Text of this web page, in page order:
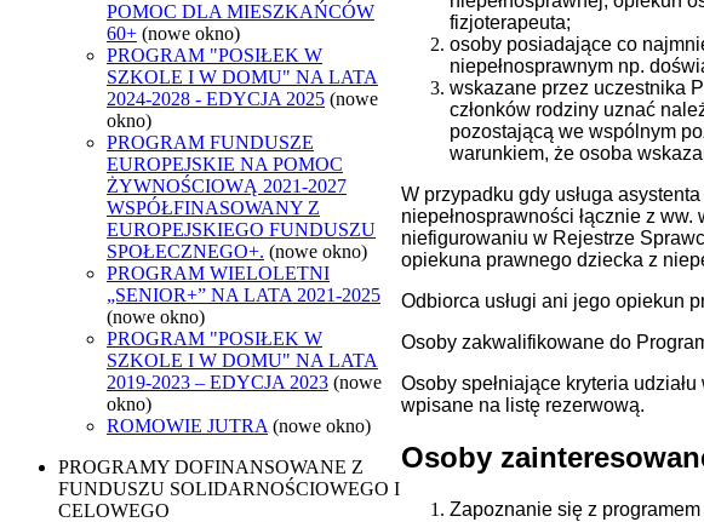
POMOC DLA MIESZKAŃCÓW
60+ (nowe okno)
PROGRAM "POSIŁEK W
SZKOLE I W DOMU" NA LATA
2024-2028 - EDYCJA 2025 (nowe
okno)
PROGRAM FUNDUSZE
EUROPEJSKIE NA POMOC
ŻYWNOŚCIOWĄ 2021-2027
WSPÓŁFINASOWANY Z
EUROPEJSKIEGO FUNDUSZU
SPOŁECZNEGO+. (nowe okno)
PROGRAM WIELOLETNI
„SENIOR+” NA LATA 2021-2025
(nowe okno)
PROGRAM "POSIŁEK W
SZKOLE I W DOMU" NA LATA
2019-2023 – EDYCJA 2023 (nowe
okno)
ROMOWIE JUTRA (nowe okno)
PROGRAMY DOFINANSOWANE Z
FUNDUSZU SOLIDARNOŚCIOWEGO I
CELOWEGO
fizjoterapeuta;
osoby posiadające co
niepełnosprawnym np.
wskazane przez uczestnika
członków rodziny uznać
pozostającą we wspólnym
warunkiem, że osoba
W przypadku gdy usługa
niepełnosprawności łącznie z
niefigurowaniu w Rejestrze
opiekuna prawnego dziecka z
Odbiorca usługi ani jego opiekun
Osoby zakwalifikowane do
Osoby spełniające kryteria
wpisane na listę rezerwową.
Osoby
Zapoznanie się z